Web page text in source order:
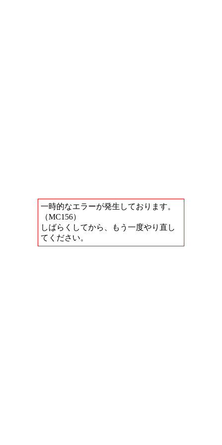
一時的なエラーが発生しております。
（MC156）
しばらくしてから、もう一度やり直し
てください。